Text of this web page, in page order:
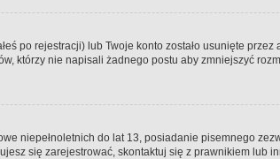
po rejestracji) lub Twoje konto zostało usunięte
którzy nie napisali żadnego postu aby zmniejszyć
niepełnoletnich do lat 13, posiadanie pisemnego
się zarejestrować, skontaktuj się z prawnikiem lub